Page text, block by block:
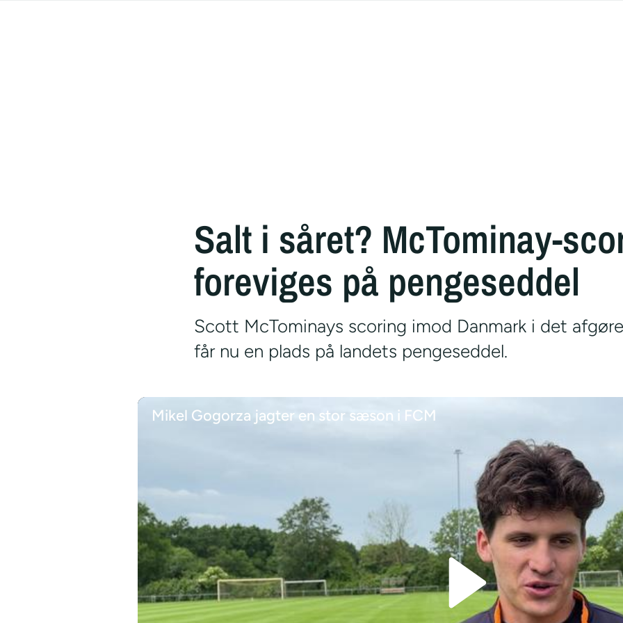
Salt i såret? McTominay-
foreviges på pengeseddel
Scott McTominays scoring imod Danmark i det
får nu en plads på landets pengeseddel.
Mikel Gogorza jagter en stor sæson i FCM